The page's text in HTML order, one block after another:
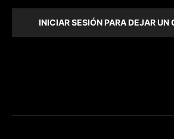
INICIAR SESIÓN PARA DEJAR UN